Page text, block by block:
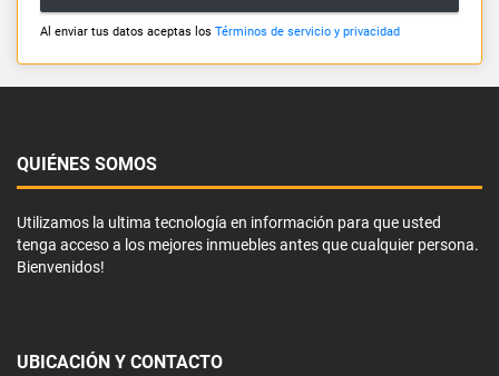
Al enviar tus datos aceptas los Términos de servicio y privacidad
QUIÉNES SOMOS
Utilizamos la ultima tecnología en información para que usted
tenga acceso a los mejores inmuebles antes que cualquier persona.
Bienvenidos!
UBICACIÓN Y CONTACTO